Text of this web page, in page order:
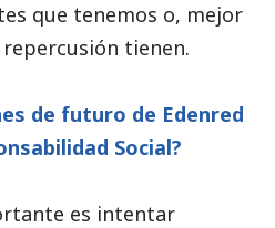
que tenemos o, mejor
tienen.
de futuro de Edenred
Social?
es intentar